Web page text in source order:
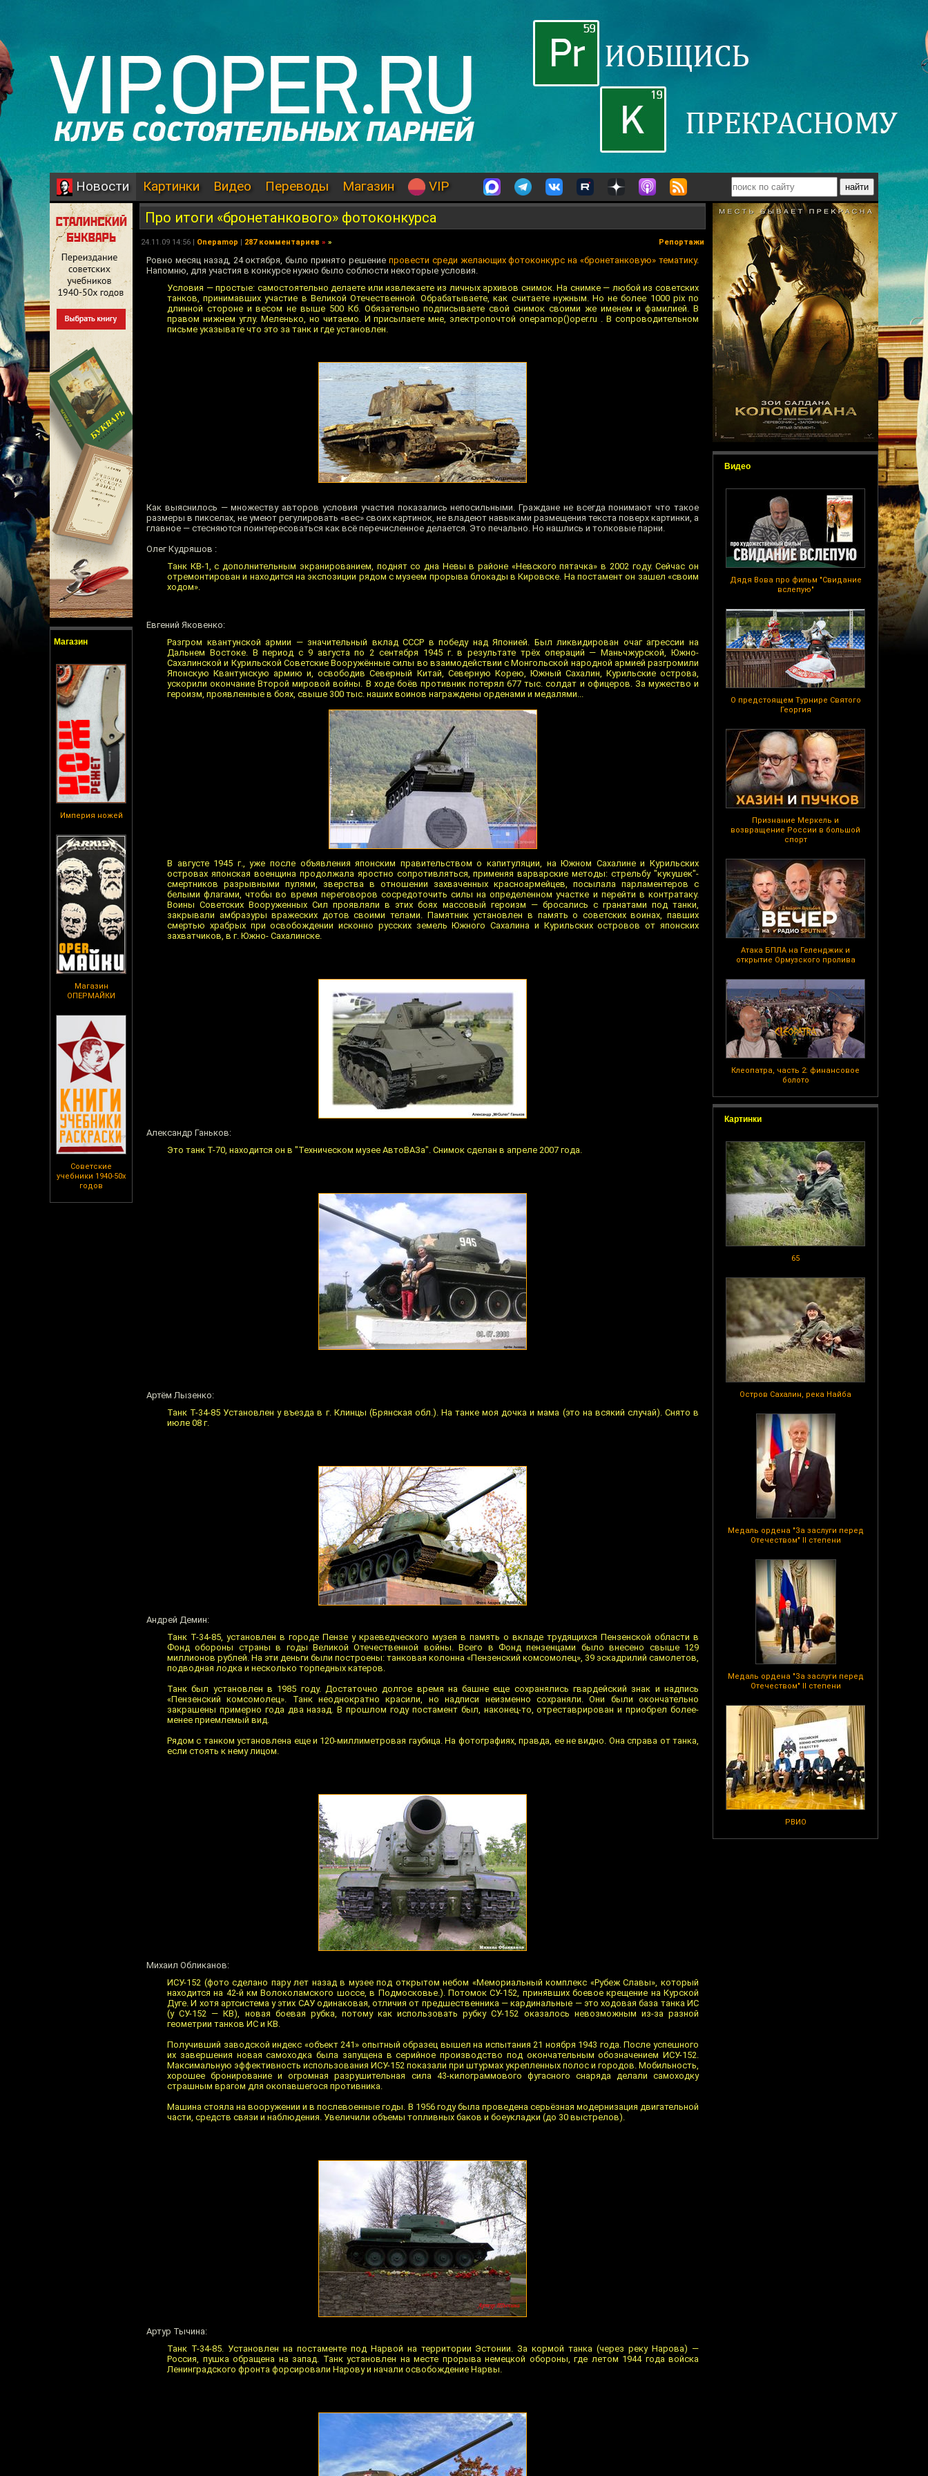
Новости Картинки Видео Переводы Магазин VIP
Магазин
Империя ножей
Магазин
ОПЕРМАЙКИ
Советские
учебники 1940-50х
годов
Видео
Дядя Вова про фильм "Свидание
вслепую"
О предстоящем Турнире Святого
Георгия
Признание Меркель и
возвращение России в большой
спорт
Атака БПЛА на Геленджик и
открытие Ормузского пролива
Клеопатра, часть 2: финансовое
болото
Картинки
65
Остров Сахалин, река Найба
Медаль ордена "За заслуги перед
Отечеством" II степени
Медаль ордена "За заслуги перед
Отечеством" II степени
РВИО
Про итоги «бронетанкового» фотоконкурса
24.11.09 14:56 | Onepamop | 287 комментариев » » Репортажи
Ровно месяц назад, 24 октября, было принято решение провести среди желающих фотоконкурс на «бронетанковую» тематику.
Напомню, для участия в конкурсе нужно было соблюсти некоторые условия.
Условия — простые: самостоятельно делаете или извлекаете из личных архивов снимок. На снимке — любой из советских
танков, принимавших участие в Великой Отечественной. Обрабатываете, как считаете нужным. Но не более 1000 pix по
длинной стороне и весом не выше 500 Кб. Обязательно подписываете свой снимок своими же именем и фамилией. В
правом нижнем углу. Меленько, но читаемо. И присылаете мне, электропочтой onepamop()oper.ru . В сопроводительном
письме указывате что это за танк и где установлен.
Как выяснилось — множеству авторов условия участия показались непосильными. Граждане не всегда понимают что такое
размеры в пикселах, не умеют регулировать «вес» своих картинок, не владеют навыками размещения текста поверх картинки, а
главное — стесняются поинтересоваться как всё перечисленное делается. Это печально. Но нашлись и толковые парни.
Олег Кудряшов :
Танк КВ-1, с дополнительным экранированием, поднят со дна Невы в районе «Невского пятачка» в 2002 году. Сейчас он
отремонтирован и находится на экспозиции рядом с музеем прорыва блокады в Кировске. На постамент он зашел «своим
ходом».
Евгений Яковенко:
Разгром квантунской армии — значительный вклад СССР в победу над Японией. Был ликвидирован очаг агрессии на
Дальнем Востоке. В период с 9 августа по 2 сентября 1945 г. в результате трёх операций — Маньчжурской, Южно-
Сахалинской и Курильской Советские Вооружённые силы во взаимодействии с Монгольской народной армией разгромили
Японскую Квантунскую армию и, освободив Северный Китай, Северную Корею, Южный Сахалин, Курильские острова,
ускорили окончание Второй мировой войны. В ходе боёв противник потерял 677 тыс. солдат и офицеров. За мужество и
героизм, проявленные в боях, свыше 300 тыс. наших воинов награждены орденами и медалями...
В августе 1945 г., уже после объявления японским правительством о капитуляции, на Южном Сахалине и Курильских
островах японская военщина продолжала яростно сопротивляться, применяя варварские методы: стрельбу "кукушек"-
смертников разрывными пулями, зверства в отношении захваченных красноармейцев, посылала парламентеров с
белыми флагами, чтобы во время переговоров сосредоточить силы на определенном участке и перейти в контратаку.
Воины Советских Вооруженных Сил проявляли в этих боях массовый героизм — бросались с гранатами под танки,
закрывали амбразуры вражеских дотов своими телами. Памятник установлен в память о советских воинах, павших
смертью храбрых при освобождении исконно русских земель Южного Сахалина и Курильских островов от японских
захватчиков, в г. Южно- Сахалинске.
Александр Ганьков:
Это танк Т-70, находится он в "Техническом музее АвтоВАЗа". Снимок сделан в апреле 2007 года.
Артём Лызенко:
Танк Т-34-85 Установлен у въезда в г. Клинцы (Брянская обл.). На танке моя дочка и мама (это на всякий случай). Снято в
июле 08 г.
Андрей Демин:
Танк Т-34-85, установлен в городе Пензе у краеведческого музея в память о вкладе трудящихся Пензенской области в
Фонд обороны страны в годы Великой Отечественной войны. Всего в Фонд пензенцами было внесено свыше 129
миллионов рублей. На эти деньги были построены: танковая колонна «Пензенский комсомолец», 39 эскадрилий самолетов,
подводная лодка и несколько торпедных катеров.
Танк был установлен в 1985 году. Достаточно долгое время на башне еще сохранялись гвардейский знак и надпись
«Пензенский комсомолец». Танк неоднократно красили, но надписи неизменно сохраняли. Они были окончательно
закрашены примерно года два назад. В прошлом году постамент был, наконец-то, отреставрирован и приобрел более-
менее приемлемый вид.
Рядом с танком установлена еще и 120-миллиметровая гаубица. На фотографиях, правда, ее не видно. Она справа от танка,
если стоять к нему лицом.
Михаил Обликанов:
ИСУ-152 (фото сделано пару лет назад в музее под открытом небом «Мемориальный комплекс «Рубеж Славы», который
находится на 42-й км Волоколамского шоссе, в Подмосковье.). Потомок СУ-152, принявших боевое крещение на Курской
Дуге. И хотя артсистема у этих САУ одинаковая, отличия от предшественника — кардинальные — это ходовая база танка ИС
(у СУ-152 — КВ), новая боевая рубка, потому как использовать рубку СУ-152 оказалось невозможным из-за разной
геометрии танков ИС и КВ.
Получивший заводской индекс «объект 241» опытный образец вышел на испытания 21 ноября 1943 года. После успешного
их завершения новая самоходка была запущена в серийное производство под окончательным обозначением ИСУ-152.
Максимальную эффективность использования ИСУ-152 показали при штурмах укрепленных полос и городов. Мобильность,
хорошее бронирование и огромная разрушительная сила 43-килограммового фугасного снаряда делали самоходку
страшным врагом для окопавшегося противника.
Машина стояла на вооружении и в послевоенные годы. В 1956 году была проведена серьёзная модернизация двигательной
части, средств связи и наблюдения. Увеличили объемы топливных баков и боеукладки (до 30 выстрелов).
Артур Тычина:
Танк Т-34-85. Установлен на постаменте под Нарвой на территории Эстонии. За кормой танка (через реку Нарова) —
Россия, пушка обращена на запад. Танк установлен на месте прорыва немецкой обороны, где летом 1944 года войска
Ленинградского фронта форсировали Нарову и начали освобождение Нарвы.